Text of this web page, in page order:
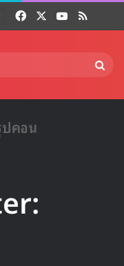
FacebookYouTube
RSS
คอน